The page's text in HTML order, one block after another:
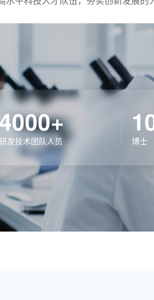
4000+
发技术团队人员 博士